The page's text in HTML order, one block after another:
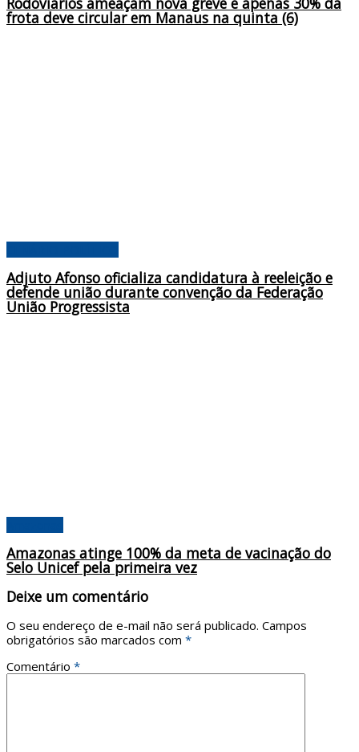
frota deve circular em Manaus na quinta (6)
Adjuto Afonso oficializa candidatura à reeleição e
defende união durante convenção da Federação
União Progressista
Amazonas atinge 100% da meta de vacinação do
Selo Unicef pela primeira vez
Deixe um comentário
O seu endereço de e-mail não será publicado. Campos
obrigatórios são marcados com *
Comentário *